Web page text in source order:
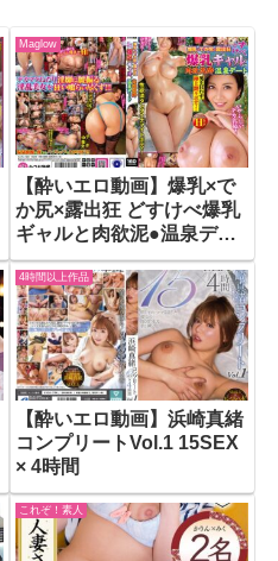
Maglow
【酔いエロ動画】爆乳×で
か尻×露出狂 どすけべ爆乳
ギャルと肉欲泥●温泉デー
ト
4時間以上作品
【酔いエロ動画】浜崎真緒
コンプリートVol.1 15SEX
× 4時間
これぞ！素人